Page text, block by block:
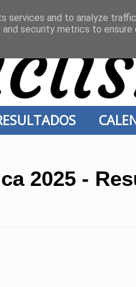
2025 -
and to analyze
security metrics to